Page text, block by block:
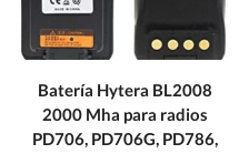
Batería Hytera BL2008
2000 Mha para radios
PD706, PD706G, PD786,